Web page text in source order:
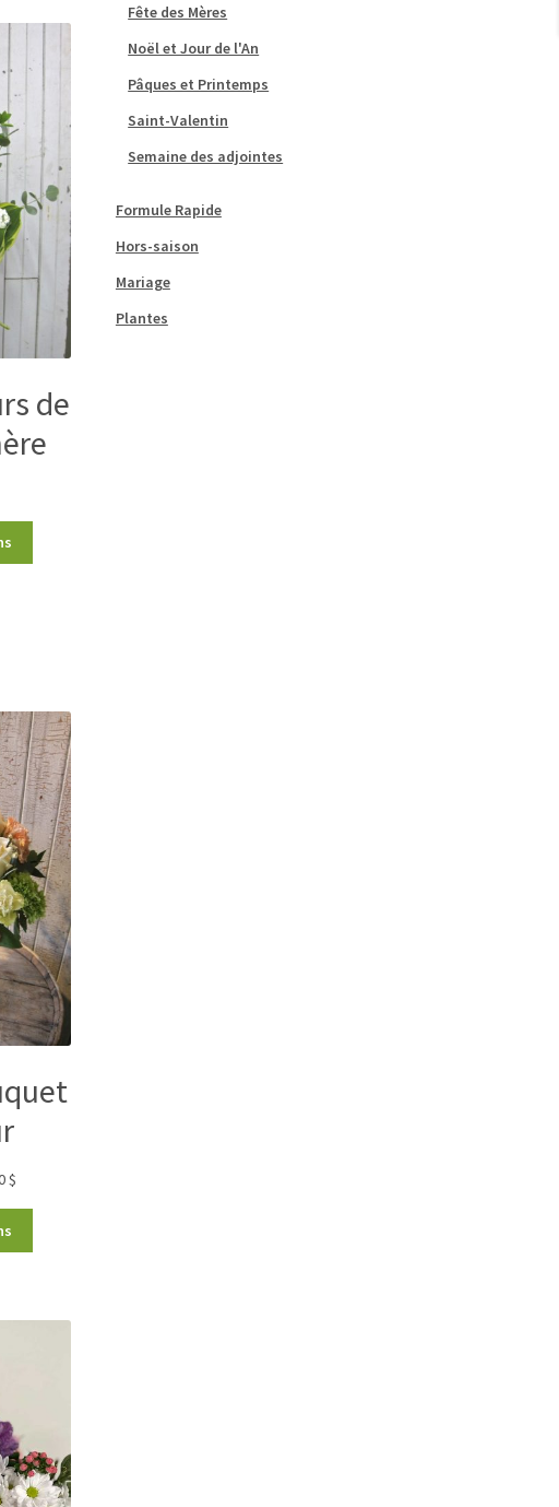
de
$
Fête des Mères
Noël et Jour de l'An
Pâques et Printemps
Saint-Valentin
Semaine des adjointes
Formule Rapide
Hors-saison
Mariage
Plantes